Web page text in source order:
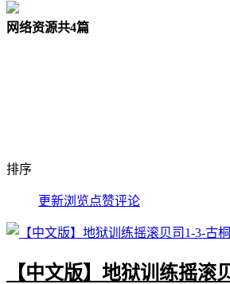
网络资源共4篇
排序
更新浏览点赞评论
【中文版】地狱训练摇滚